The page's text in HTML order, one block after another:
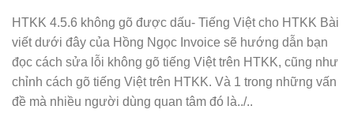
HTKK 4.5.6 không gõ được dấu- Tiếng Việt cho HTKK Bài
viết dưới đây của Hồng Ngọc Invoice sẽ hướng dẫn bạn
đọc cách sửa lỗi không gõ tiếng Việt trên HTKK, cũng như
chỉnh cách gõ tiếng Việt trên HTKK. Và 1 trong những vấn
đề mà nhiều người dùng quan tâm đó là../..